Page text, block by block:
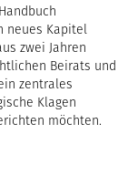
neues Kapitel
zwei Jahren
Beirats und
zentrales
Klagen
möchten.